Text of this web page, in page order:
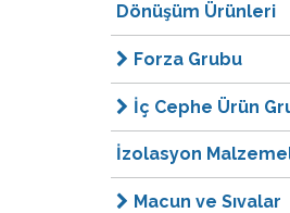
Dönüşüm Ürünleri
Forza Grubu
İç Cephe Ürün
İzolasyon
Macun ve Sıvalar